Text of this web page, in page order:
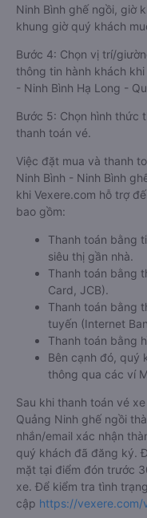
Ninh Bình ghế ngồi, giờ
khung giờ quý khách
Bước 4: Chọn vị trí/
thông tin hành khách
- Ninh Bình Hạ Long -
Bước 5: Chọn hình thức
thanh toán vé.
Việc đặt mua và thanh
Ninh Bình - Ninh Bình
khi Vexere.com hỗ trợ
bao gồm:
Thanh toán bằng
siêu thị gần nhà.
Thanh toán bằng
Card, JCB).
Thanh toán bằng
tuyến (Internet
Thanh toán bằng
Bên cạnh đó, quý
thông qua các ví
Sau khi thanh toán vé
Quảng Ninh ghế ngồi
nhắn/email xác nhận
quý khách đã đăng ký.
mặt tại điểm đón trước
xe. Để kiểm tra tình
cập https://